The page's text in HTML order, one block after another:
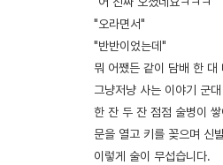
"오라면서"
"반반이었는데"
뭐 어쨌든 같이 담배 한 대
그냥저냥 사는 이야기 군
한 잔 두 잔 점점 술병이
문을 열고 키를 꽂으며 신
이렇게 술이 무섭습니다.